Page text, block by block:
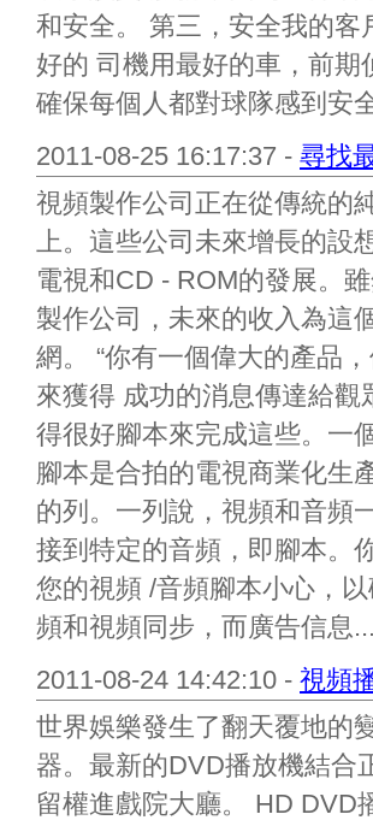
和安全。 第三，安全我的客
好的 司機用最好的車，前
確保每個人都對球隊感到安
2011-08-25 16:17:37 - 尋找
視頻製作公司正在從傳統的
上。這些公司未來增長的設
電視和CD - ROM的發展。
製作公司，未來的收入為這
網。 “你有一個偉大的產品
來獲得 成功的消息傳達給
得很好腳本來完成這些。一
腳本是合拍的電視商業化生
的列。一列說，視頻和音頻
接到特定的音頻，即腳本。
您的視頻 /音頻腳本小心，
頻和視頻同步，而廣告信息...
2011-08-24 14:42:10 - 視頻
世界娛樂發生了翻天覆地的
器。最新的DVD播放機結合
留權進戲院大廳。 HD DVD